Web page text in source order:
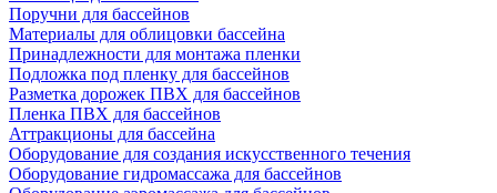
Поручни для бассейнов
Материалы для облицовки бассейна
Принадлежности для монтажа пленки
Подложка под пленку для бассейнов
Разметка дорожек ПВХ для бассейнов
Пленка ПВХ для бассейнов
Аттракционы для бассейна
Оборудование для создания искусственного течения
Оборудование гидромассажа для бассейнов